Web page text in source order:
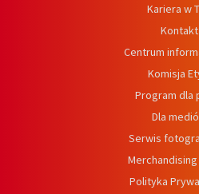
Kariera w
Kontakt
Centrum
Komisja
Program dla
Dla
Serwis
Merchandising
Polityka